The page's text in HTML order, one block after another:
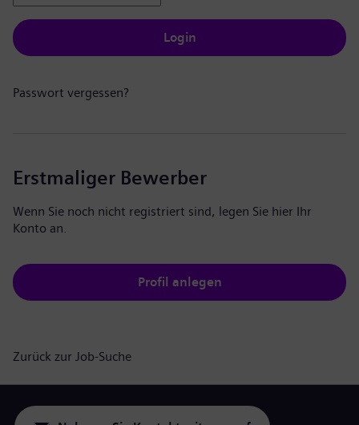
Login
Passwort vergessen?
Erstmaliger Bewerber
Wenn Sie noch nicht registriert sind, legen Sie hier Ihr
Konto an.
Profil anlegen
Zurück zur Job-Suche